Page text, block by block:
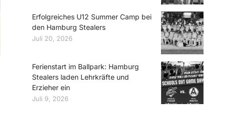
Erfolgreiches U12 Summer Camp bei
den Hamburg Stealers
Juli 20, 2026
Ferienstart im Ballpark: Hamburg
Stealers laden Lehrkräfte und
Erzieher ein
Juli 9, 2026